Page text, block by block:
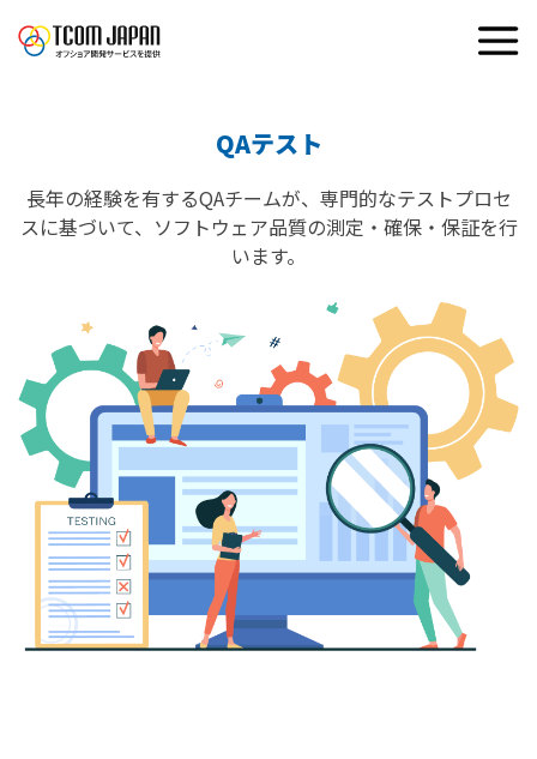
QAテスト
長年の経験を有するQAチームが、専門的なテストプロセ
スに基づいて、ソフトウェア品質の測定・確保・保証を行
います。